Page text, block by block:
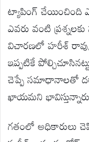
ట్యాపింగ్ చేయించింది
ఎవరు వంటి
విచారణలో హరీశ్
ఇప్పటికే
చెప్పే సమాధానాలతో
ఖాయమని
గతంలో అధికారులు